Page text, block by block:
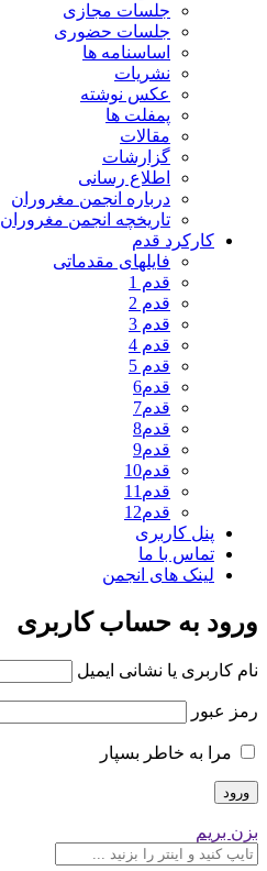
جلسات مجازی
جلسات حضوری
اساسنامه ها
نشریات
عکس نوشته
پمفلت ها
مقالات
گزارشات
اطلاع رسانی
درباره انجمن مغروران
تاریخچه انجمن مغروران
کارکرد قدم
فایلهای مقدماتی
قدم 1
قدم 2
قدم 3
قدم 4
قدم 5
قدم6
قدم7
قدم8
قدم9
قدم10
قدم11
قدم12
پنل کاربری
تماس با ما
لینک های انجمن
ورود به حساب کاربری
نام کاربری یا نشانی ایمیل
رمز عبور
مرا به خاطر بسپار
بزن بریم